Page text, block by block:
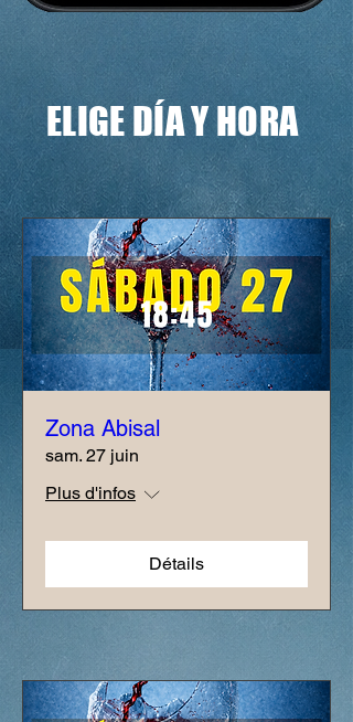
ELIGE DÍA Y HORA
Zona Abisal
sam. 27 juin
Plus d'infos
Détails